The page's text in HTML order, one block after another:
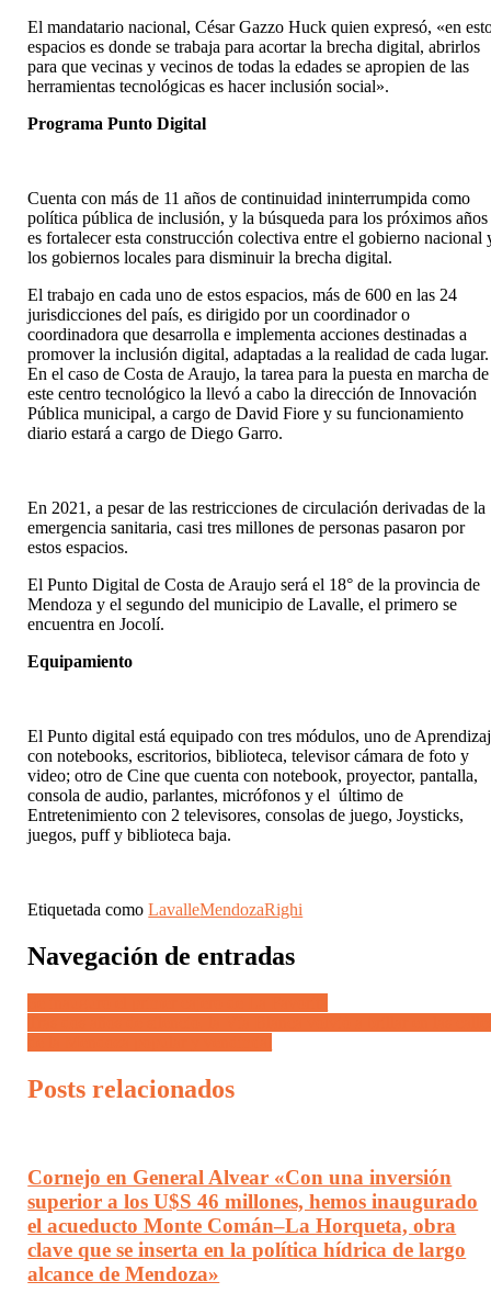
El mandatario nacional, César Gazzo Huck quien expresó, «en
espacios es donde se trabaja para acortar la brecha digital, abrirlos
para que vecinas y vecinos de todas la edades se apropien de las
herramientas tecnológicas es hacer inclusión social».
Programa Punto Digital
Cuenta con más de 11 años de continuidad ininterrumpida como
política pública de inclusión, y la búsqueda para los próximos años
es fortalecer esta construcción colectiva entre el gobierno nacional
los gobiernos locales para disminuir la brecha digital.
El trabajo en cada uno de estos espacios, más de 600 en las 24
jurisdicciones del país, es dirigido por un coordinador o
coordinadora que desarrolla e implementa acciones destinadas a
promover la inclusión digital, adaptadas a la realidad de cada lugar.
En el caso de Costa de Araujo, la tarea para la puesta en marcha de
este centro tecnológico la llevó a cabo la dirección de Innovación
Pública municipal, a cargo de David Fiore y su funcionamiento
diario estará a cargo de Diego Garro.
En 2021, a pesar de las restricciones de circulación derivadas de la
emergencia sanitaria, casi tres millones de personas pasaron por
estos espacios.
El Punto Digital de Costa de Araujo será el 18° de la provincia de
Mendoza y el segundo del municipio de Lavalle, el primero se
encuentra en Jocolí.
Equipamiento
El Punto digital está equipado con tres módulos, uno de
con notebooks, escritorios, biblioteca, televisor cámara de foto y
video; otro de Cine que cuenta con notebook, proyector, pantalla,
consola de audio, parlantes, micrófonos y el último de
Entretenimiento con 2 televisores, consolas de juego, Joysticks,
juegos, puff y biblioteca baja.
Etiquetada comoLavalleMendozaRighi
Navegación de entradas
Posts relacionados
Cornejo en General Alvear «Con una inversión
superior a los U$S 46 millones, hemos inaugurado
el acueducto Monte Comán–La Horqueta, obra
clave que se inserta en la política hídrica de largo
alcance de Mendoza»